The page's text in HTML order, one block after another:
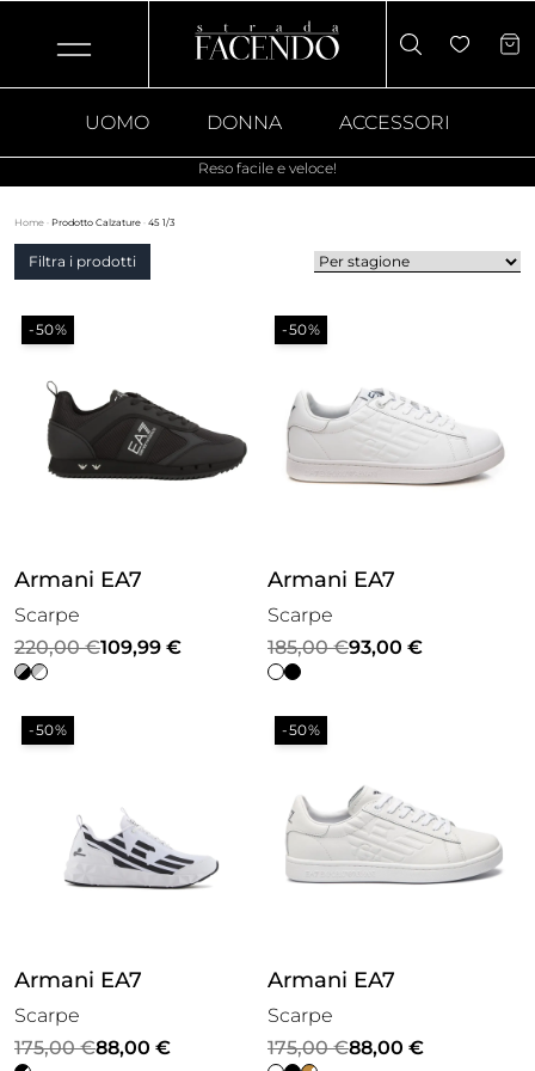
UOMO DONNA ACCESSORI
Reso facile e veloce!
Home · Prodotto Calzature · 45 1/3
Filtra i prodotti
-50%
Armani EA7
Scarpe
220,00€
Il
prezzo
originale
era:
109,99 €
Il
prezzo
attuale
è:
-50%
Armani EA7
Scarpe
185,00€
Il
prezzo
originale
era:
93,00 €
Il
prezzo
attuale
è:
-50%
Armani EA7
Scarpe
175,00€
Il
88,00 €
Il
-50%
Armani EA7
Scarpe
175,00€
Il
88,00 €
Il